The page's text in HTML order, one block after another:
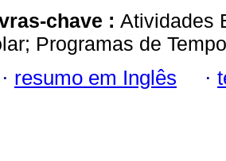
chave : Atividades
Programas de
· resumo em Inglês ·